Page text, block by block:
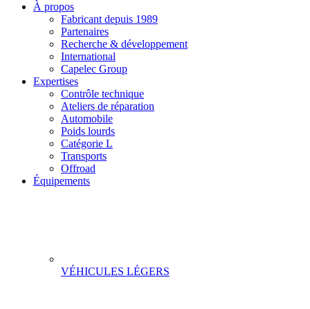
À propos
Fabricant depuis 1989
Partenaires
Recherche & développement
International
Capelec Group
Expertises
Contrôle technique
Ateliers de réparation
Automobile
Poids lourds
Catégorie L
Transports
Offroad
Équipements
VÉHICULES LÉGERS